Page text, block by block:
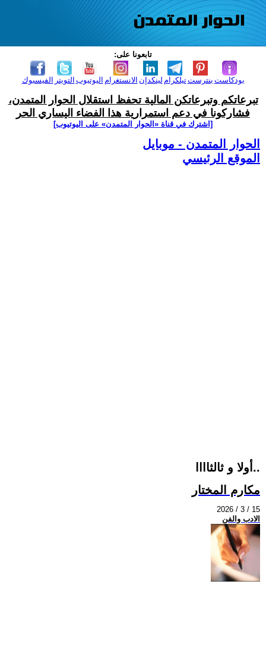
تابعونا على:
الفيسبوك التويتر اليوتيوب الانستغرام لينكدإن تيلكرامبنترست بودكاست
تبرعاتكم وتبرعاتكن المالية تحفظ استقلال الحوار المتمدن،
فشاركونا في دعم استمرارية هذا الفضاء اليساري الحر
[اشترك في قناة ‫«الحوار المتمدن» على اليوتيوب]
الحوار المتمدن - موبايل
الموقع الرئيسي
أولا و ثالثاااا..
مكارم المختار
2026 / 3 / 15
الادب والفن